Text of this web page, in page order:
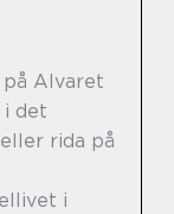
Alvaret
i det
rida på
i